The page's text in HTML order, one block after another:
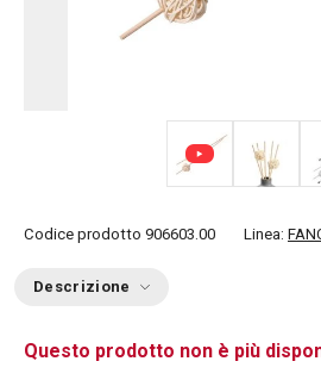
Codice prodotto 906603.00 Linea:
Descrizione
Questo prodotto non è più